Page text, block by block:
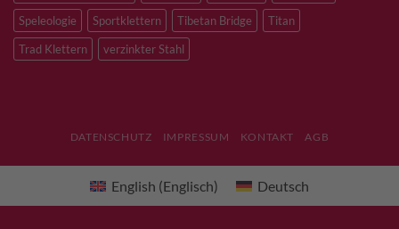
Speleologie
Sportklettern Tibetan Bridge
Titan
Trad Klettern
verzinkter Stahl
DATENSCHUTZ IMPRESSUM KONTAKT AGB
English (Englisch) Deutsch